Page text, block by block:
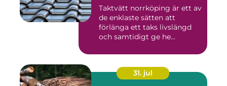
Taktvätt norrköping är ett av
de enklaste sätten att
förlänga ett taks livslängd
och samtidigt ge he...
31. jul